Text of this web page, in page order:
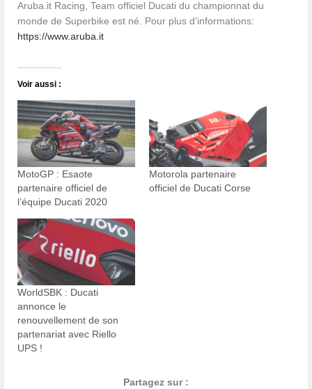
Aruba.it Racing, Team officiel Ducati du championnat du
monde de Superbike est né. Pour plus d’informations:
https://www.aruba.it
Voir aussi :
MotoGP : Esaote
partenaire officiel de
l’équipe Ducati 2020
Motorola partenaire
officiel de Ducati Corse
WorldSBK : Ducati
annonce le
renouvellement de son
partenariat avec Riello
UPS !
Partagez sur :